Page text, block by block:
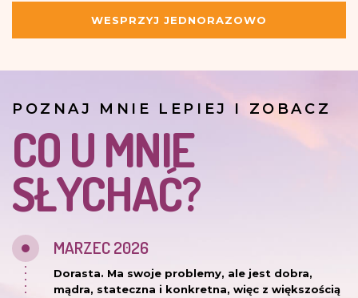
WESPRZYJ JEDNORAZOWO
POZNAJ MNIE LEPIEJ I ZOBACZ
CO U MNIE
SŁYCHAĆ?
MARZEC 2026
Dorasta. Ma swoje problemy, ale jest dobra,
mądra, stateczna i konkretna, więc z większością